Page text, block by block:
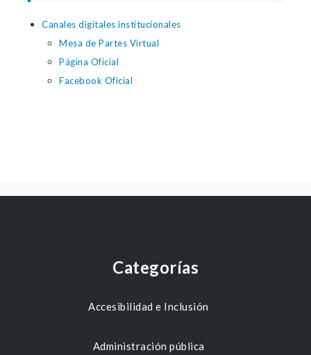
Canales digitales institucionales
Mesa de Partes Virtual
Página Oficial
Facebook Oficial
Categorías
Accesibilidad e Inclusión
Administración pública